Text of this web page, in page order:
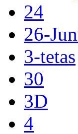
24
26-
3-tetas
30
3D
4